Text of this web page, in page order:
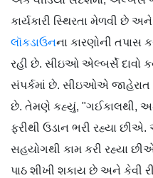
કાર્યકારી સ્થિરતા મેળવી છે
લૉકડાઉનના કારણોની તપાસ
રહી છે. સીઇઓ એલ્બર્સે દાવો
સંપર્કમાં છે. સીઇઓએ જાહેરાત
છે. તેમણે કહ્યું, "ગઈકાલથી,
ફરીથી ઉડાન ભરી રહ્યા
સહયોગથી કામ કરી રહ્યા
પાઠ શીખી શકાય છે અને કેવી